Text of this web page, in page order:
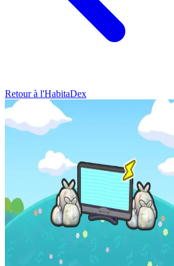
Retour à l'HabitaDex